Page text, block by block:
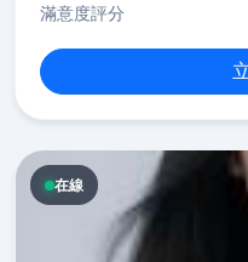
滿意度評分
在線